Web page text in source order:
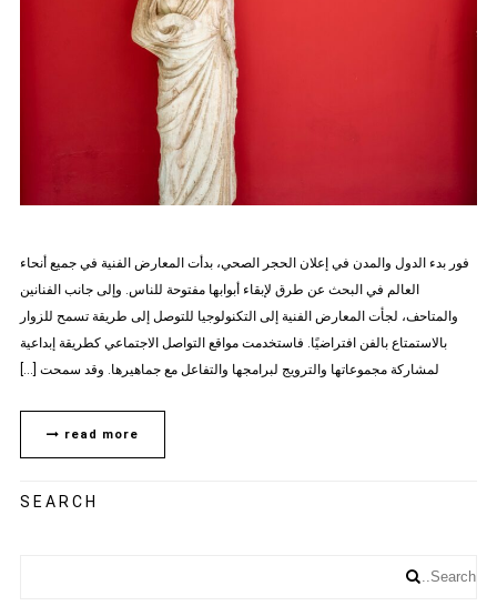
فور بدء الدول والمدن في إعلان الحجر الصحي، بدأت المعارض الفنية في جميع أنحاء
العالم في البحث عن طرق لإبقاء أبوابها مفتوحة للناس. وإلى جانب الفنانين
والمتاحف، لجأت المعارض الفنية إلى التكنولوجيا للتوصل إلى طريقة تسمح للزوار
بالاستمتاع بالفن افتراضيًا. فاستخدمت مواقع التواصل الاجتماعي كطريقة إبداعية
لمشاركة مجموعاتها والترويج لبرامجها والتفاعل مع جماهيرها. وقد سمحت […]
read more
SEARCH